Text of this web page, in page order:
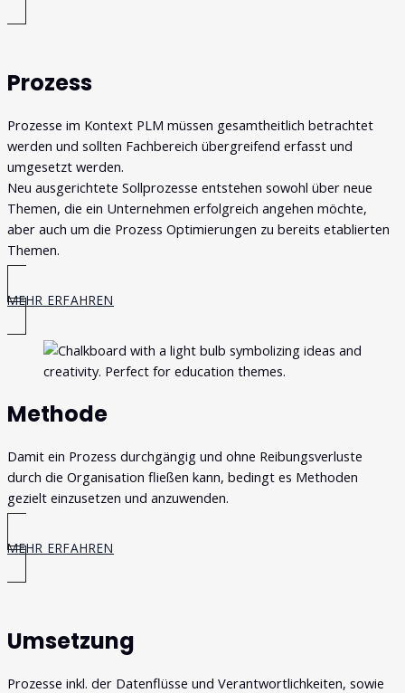
Prozess
Prozesse im Kontext PLM müssen gesamtheitlich betrachtet
werden und sollten Fachbereich übergreifend erfasst und
umgesetzt werden.
Neu ausgerichtete Sollprozesse entstehen sowohl über neue
Themen, die ein Unternehmen erfolgreich angehen möchte,
aber auch um die Prozess Optimierungen zu bereits etablierten
Themen.
MEHR ERFAHREN
Methode
Damit ein Prozess durchgängig und ohne Reibungsverluste
durch die Organisation fließen kann, bedingt es Methoden
gezielt einzusetzen und anzuwenden.
MEHR ERFAHREN
Umsetzung
Prozesse inkl. der Datenflüsse und Verantwortlichkeiten, sowie